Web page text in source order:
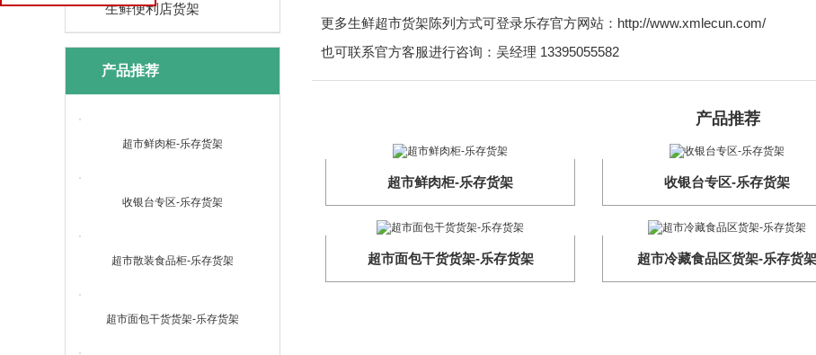
生鲜便利店货架
产品推荐
超市鲜肉柜-乐存货架
收银台专区-乐存货架
超市散装食品柜-乐存货架
超市面包干货货架-乐存货架
更多生鲜超市货架陈列方式可登录乐存官方网站：http://www.xmlecun.com/
也可联系官方客服进行咨询：吴经理 13395055582
产品推荐
超市鲜肉柜-乐存货架 收银台专区-乐存货架
超市面包干货货架-乐存货架 超市冷藏食品区货架-乐存货架